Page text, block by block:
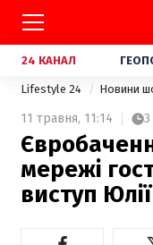
24 КАНАЛ
Lifestyle 24 Новини
11 травня, 11:14 3
мережі
виступ